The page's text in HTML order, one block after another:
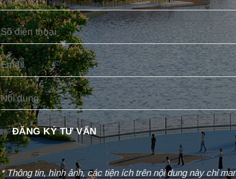
* Thông tin, hình ảnh, các tiện ích trên nội dung này chỉ